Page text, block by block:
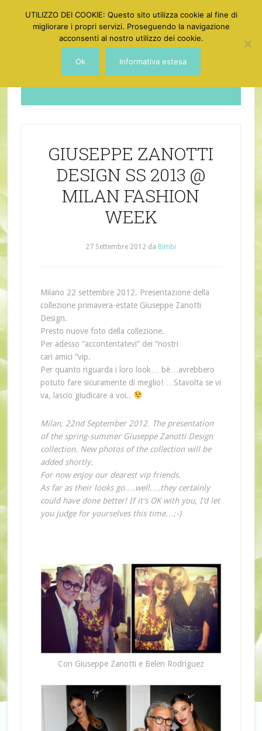
Dotgirl
GIUSEPPE ZANOTTI
DESIGN SS 2013 @
MILAN FASHION
WEEK
27 Settembre 2012 da Bimbi
Milano 22 settembre 2012. Presentazione della
collezione primavera-estate Giuseppe Zanotti
Design.
Presto nuove foto della collezione.
Per adesso “accontentatevi” dei “nostri
cari amici “vip.
Per quanto riguarda i loro look… bè…avrebbero
potuto fare sicuramente di meglio! …Stavolta se vi
va, lascio giudicare a voi..
Milan, 22nd September 2012. The presentation
of the spring-summer Giuseppe Zanotti Design
collection. New photos of the collection will be
added shortly.
For now enjoy our dearest vip friends.
As far as their looks go….well….they certainly
could have done better! If it’s OK with you, I’d let
you judge for yourselves this time…;-)
Con Giuseppe Zanotti e Belen Rodriguez
UTILIZZO DEI COOKIE: Questo sito utilizza cookie al fine di
migliorare i propri servizi. Proseguendo la navigazione
acconsenti al nostro utilizzo dei cookie.
Ok Informativa estesa